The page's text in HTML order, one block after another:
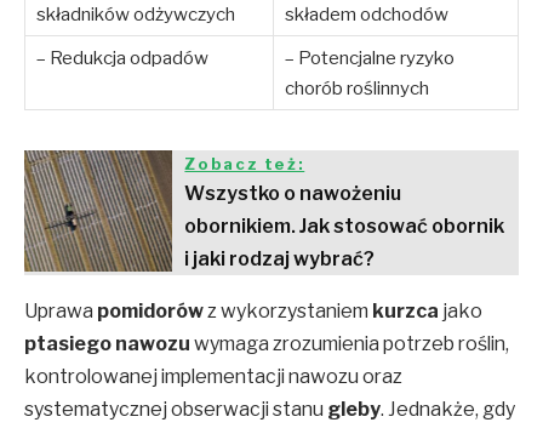
składników odżywczych
składem odchodów
– Redukcja odpadów
– Potencjalne ryzyko
chorób roślinnych
Zobacz też:
Wszystko o nawożeniu
obornikiem. Jak stosować obornik
i jaki rodzaj wybrać?
Uprawa pomidorówz wykorzystaniem kurzca jako
ptasiego nawozu wymaga zrozumienia potrzeb roślin,
kontrolowanej implementacji nawozu oraz
systematycznej obserwacji stanu gleby. Jednakże, gdy